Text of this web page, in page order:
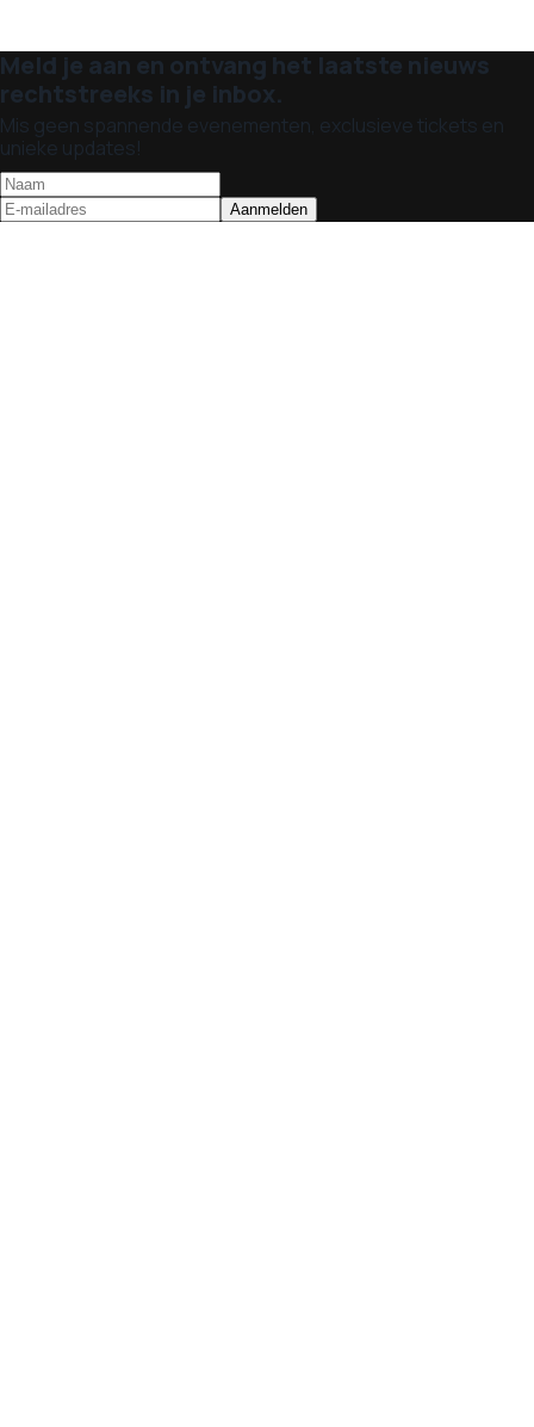
Meld je aan en ontvang het laatste nieuws
rechtstreeks in je inbox.
Mis geen spannende evenementen, exclusieve tickets en
unieke updates!